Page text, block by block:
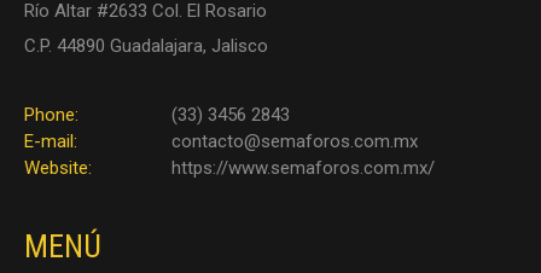
Río Altar #2633 Col. El Rosario
C.P. 44890 Guadalajara, Jalisco
Phone:
(33) 3456 2843
E-mail:
contacto@semaforos.com.mx
Website:
https://www.semaforos.com.mx/
MENÚ